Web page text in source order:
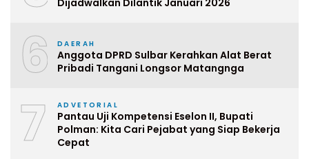
6 DAERAH
Anggota DPRD Sulbar Kerahkan Alat Berat
Pribadi Tangani Longsor Matangnga
7 ADVETORIAL
Pantau Uji Kompetensi Eselon II, Bupati
Polman: Kita Cari Pejabat yang Siap Bekerja
Cepat